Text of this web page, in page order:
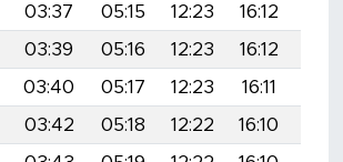
03:37 05:15 12:23 16:12
03:39 05:16 12:23 16:12
03:40 05:17 12:23 16:11
03:42 05:18 12:22 16:10